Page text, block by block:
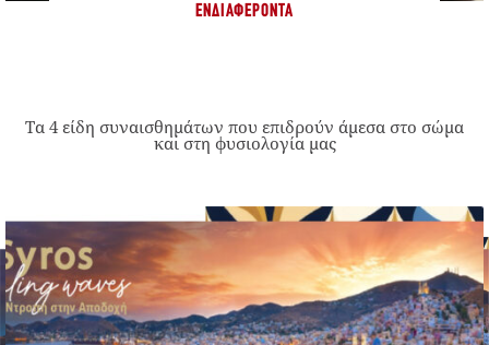
ΕΝΔΙΑΦΈΡΟΝΤΑ
Τα 4 είδη συναισθημάτων που επιδρούν άμεσα στο σώμα
και στη φυσιολογία μας